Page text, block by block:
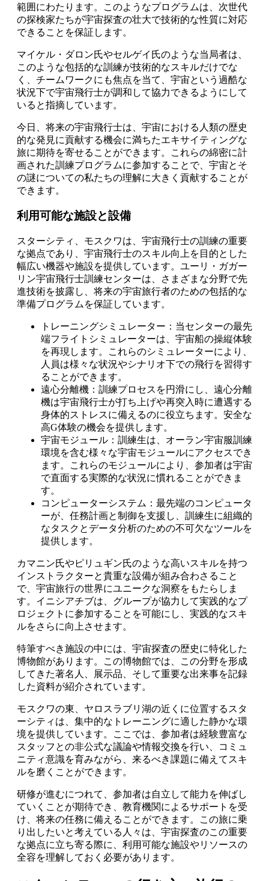
範囲にわたります。このようなプログラムは、次世代
の探検家たちが宇宙探査の壮大で技術的な性質に対応
できることを保証します。
マイケル・ダロン氏やセルゲイ氏のような当局者は、
このような包括的な訓練が技術的なスキルだけでな
く、チームワークにも焦点を当て、宇宙という過酷な
状況下で宇宙飛行士が調和して協力できるようにして
いると指摘しています。
今日、将来の宇宙飛行士は、宇宙における人類の歴史
的な発見に貢献する機会に満ちたエキサイティングな
旅に期待を寄せることができます。これらの綿密に計
画された訓練プログラムに参加することで、宇宙とそ
の謎についての私たちの理解に大きく貢献することが
できます。
利用可能な施設と設備
スターシティ、モスクワは、宇宙飛行士の訓練の重要
な拠点であり、宇宙飛行士のスキル向上を目的とした
幅広い機器や施設を提供しています。ユーリ・ガガー
リン宇宙飛行士訓練センターは、さまざまな分野で先
進技術を披露し、将来の宇宙旅行者のための包括的な
準備プログラムを保証しています。
トレーニングシミュレーター：当センターの最先
端フライトシミュレーターは、宇宙船の操縦体験
を再現します。これらのシミュレーターにより、
人員は様々な状況やシナリオ下での飛行を習得す
ることができます。
遠心分離機：訓練プロセスを円滑にし、遠心分離
機は宇宙飛行士が打ち上げや再突入時に遭遇する
身体的ストレスに備えるのに役立ちます。安全な
高G体験の機会を提供します。
宇宙モジュール：訓練生は、オーラン宇宙服訓練
環境を含む様々な宇宙モジュールにアクセスでき
ます。これらのモジュールにより、参加者は宇宙
で直面する実際的な状況に慣れることができま
す。
コンピューターシステム：最先端のコンピュータ
ーが、任務計画と制御を支援し、訓練生に組織的
なタスクとデータ分析のための不可欠なツールを
提供します。
カマニン氏やピリュギン氏のような高いスキルを持つ
インストラクターと貴重な設備が組み合わさること
で、宇宙旅行の世界にユニークな洞察をもたらしま
す。イニシアチブは、グループが協力して実践的なプ
ロジェクトに参加することを可能にし、実践的なスキ
ルをさらに向上させます。
特筆すべき施設の中には、宇宙探査の歴史に特化した
博物館があります。この博物館では、この分野を形成
してきた著名人、展示品、そして重要な出来事を記録
した資料が紹介されています。
モスクワの東、ヤロスラブリ湖の近くに位置するスタ
ーシティは、集中的なトレーニングに適した静かな環
境を提供しています。ここでは、参加者は経験豊富な
スタッフとの非公式な議論や情報交換を行い、コミュ
ニティ意識を育みながら、来るべき課題に備えてスキ
ルを磨くことができます。
研修が進むにつれて、参加者は自立して能力を伸ばし
ていくことが期待でき、教育機関によるサポートを受
け、将来の任務に備えることができます。この旅に乗
り出したいと考えている人々は、宇宙探査のこの重要
な拠点に立ち寄る際に、利用可能な施設やリソースの
全容を理解しておく必要があります。